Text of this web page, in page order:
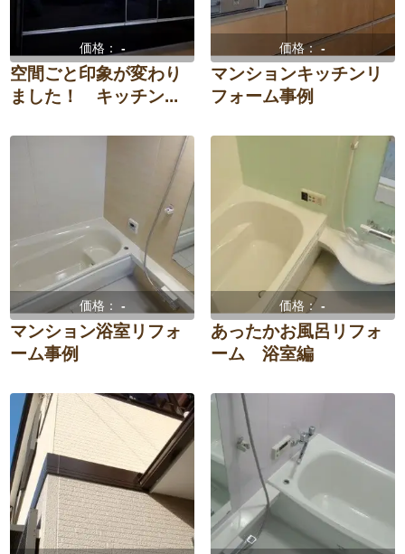
価格： -
空間ごと印象が変わり
ました！ キッチン...
価格：-
マンションキッチンリ
フォーム事例
価格： -
マンション浴室リフォ
ーム事例
価格：-
あったかお風呂リフォ
ーム 浴室編